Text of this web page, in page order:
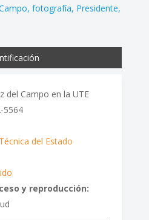
fotografía Presidente
del Campo en la UTE
5564
del Estado
y reproducción: